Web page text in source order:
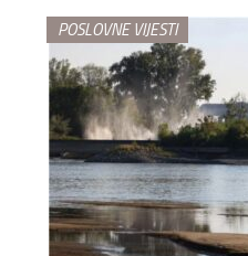
POSLOVNE VIJESTI